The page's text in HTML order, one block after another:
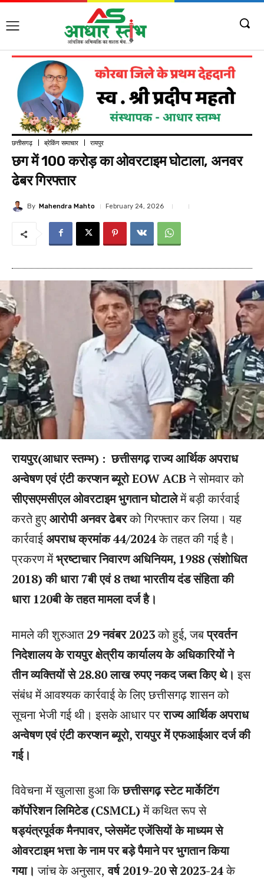
छत्तीसगढ़ ब्रेकिंग समाचार रायपुर
छग में 100 करोड़ का ओवरटाइम घोटाला, अनवर
ढेबर गिरफ्तार
By Mahendra Mahto February 24, 2026
रायपुर(आधार स्तम्भ) : छत्तीसगढ़ राज्य आर्थिक अपराध
अन्वेषण एवं एंटी करप्शन ब्यूरो EOW ACBने सोमवार को
सीएसएमसीएल ओवरटाइम भुगतान घोटालेमें बड़ी कार्रवाई
करते हुएआरोपी अनवर ढेबरको गिरफ्तार कर लिया। यह
कार्रवाईअपराध क्रमांक 44/2024के तहत की गई है।
प्रकरण मेंभ्रष्टाचार निवारण अधिनियम, 1988 (संशोधित
2018) की धारा 7बी एवं 8 तथा भारतीय दंड संहिता की
धारा 120बी के तहत मामला दर्ज है।
मामले की शुरुआत29 नवंबर 2023को हुई, जबप्रवर्तन
निदेशालय के रायपुर क्षेत्रीय कार्यालय के अधिकारियों ने
तीन व्यक्तियों से 28.80 लाख रुपए नकद जब्त किए थे। इस
संबंध में आवश्यक कार्रवाई के लिए छत्तीसगढ़ शासन को
सूचना भेजी गई थी। इसके आधार परराज्य आर्थिक अपराध
अन्वेषण एवं एंटी करप्शन ब्यूरो, रायपुर में एफआईआर दर्ज की
गई।
विवेचना में खुलासा हुआ किछत्तीसगढ़ स्टेट मार्केटिंग
कॉर्पोरेशन लिमिटेड (CSMCL)में कथित रूप से
षड्यंत्रपूर्वक मैनपावर, प्लेसमेंट एजेंसियों के माध्यम से
ओवरटाइम भत्ता के नाम पर बड़े पैमाने पर भुगतान किया
गया। जांच के अनुसार, वर्ष 2019-20 से 2023-24के